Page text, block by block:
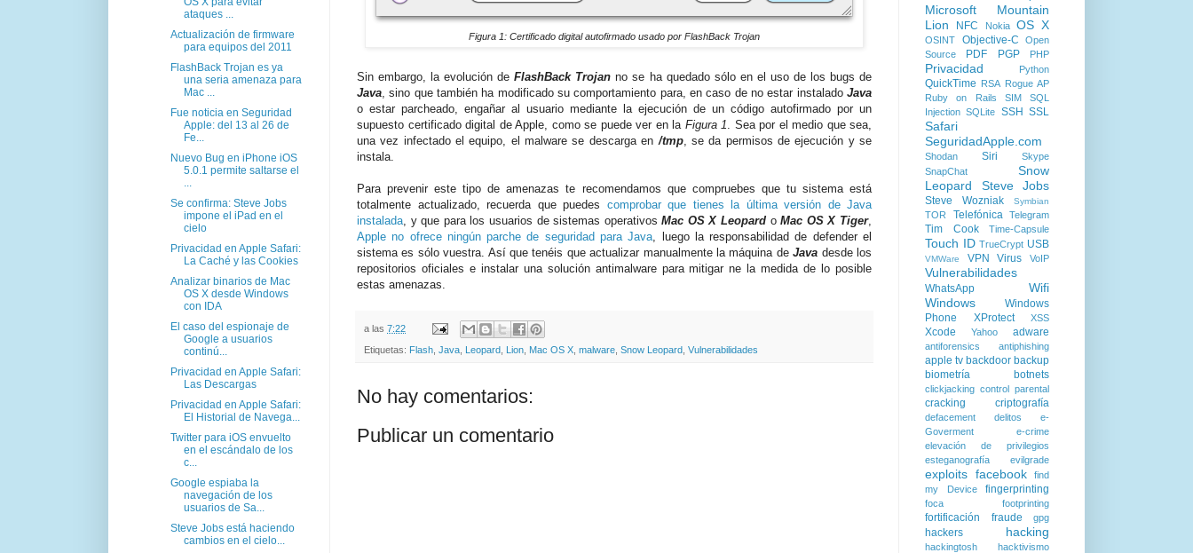
Figura 1: Certificado digital autofirmado usado por FlashBack Trojan
Sin embargo, la evolución deFlashBack Trojan no se ha quedado sólo en el uso de los bugs de
Java, sino que también ha modificado su comportamiento para, en caso de no estar instalado Java
o estar parcheado, engañar al usuario mediante la ejecución de un código autofirmado por un
supuesto certificado digital de Apple, como se puede ver en la Figura 1. Sea por el medio que sea,
una vez infectado el equipo, el malware se descarga en/tmp, se da permisos de ejecución y se
instala.
Para prevenir este tipo de amenazas te recomendamos que compruebes que tu sistema está
totalmente actualizado, recuerda que puedes comprobar que tienes la última versión de Java
instalada, y que para los usuarios de sistemas operativosMac OS X Leopard oMac OS X Tiger,
Apple no ofrece ningún parche de seguridad para Java, luego la responsabilidad de defender el
sistema es sólo vuestra. Así que tenéis que actualizar manualmente la máquina deJava desde los
repositorios oficiales e instalar una solución antimalware para mitigar ne la medida de lo posible
estas amenazas.
a las 7:22
Etiquetas: Flash Java Leopard Lion Mac OS X malware Snow Leopard Vulnerabilidades
No hay comentarios:
Publicar un comentario
ataques ...
Actualización de firmware
para equipos del 2011
FlashBack Trojan es ya
una seria amenaza para
Mac ...
Fue noticia en Seguridad
Apple: del 13 al 26 de
Fe...
Nuevo Bug en iPhone iOS
5.0.1 permite saltarse el
Se confirma: Steve Jobs
impone el iPad en el
cielo
Privacidad en Apple Safari:
La Caché y las Cookies
Analizar binarios de Mac
OS X desde Windows
con IDA
El caso del espionaje de
Google a usuarios
continú...
Privacidad en Apple Safari:
Las Descargas
Privacidad en Apple Safari:
El Historial de Navega...
Twitter para iOS envuelto
en el escándalo de los
c...
Google espiaba la
navegación de los
usuarios de Sa...
Steve Jobs está haciendo
cambios en el cielo...
Microsoft
Mountain
Lion
NFC Nokia OS X
OSINT Objective-C
Open
Source
PDF PGP PHP
Privacidad Python
QuickTime RSA Rogue AP
Ruby on Rails
SIM
SQL
Injection SQLite SSH SSL
Safari
SeguridadApple.com
Shodan Siri
Skype
SnapChat
Snow
Leopard
Steve Jobs
Steve Wozniak Symbian
TOR Telefónica Telegram
Tim Cook Time-Capsule
Touch ID TrueCrypt USB
VMWare VPN Virus VoIP
Vulnerabilidades
WhatsApp
Wifi
Windows
Windows
Phone
XProtect XSS
Xcode Yahoo adware
antiforensics antiphishing
apple tv backdoor backup
biometría
botnets
clickjacking control parental
cracking criptografía
defacement delitos
e-
Goverment
e-crime
elevación de privilegios
esteganografía
evilgrade
exploits facebook
find
my Device
fingerprinting
foca footprinting
fortificación fraude gpg
hackers hacking
hackingtosh hacktivismo